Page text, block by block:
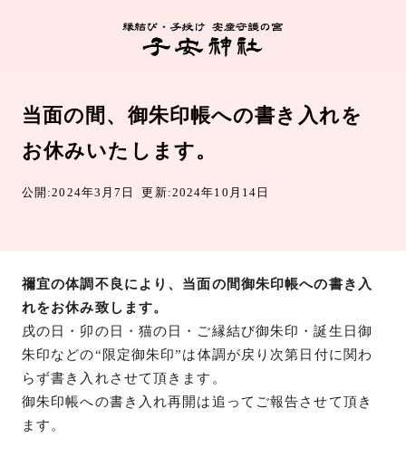
当面の間、御朱印帳への書き入れを
お休みいたします。
公開:2024年3月7日 更新:2024年10月14日
禰宜の体調不良により、当面の間御朱印帳への書き入
れをお休み致します。
戌の日・卯の日・猫の日・ご縁結び御朱印・誕生日御
朱印などの“限定御朱印”は体調が戻り次第日付に関わ
らず書き入れさせて頂きます。
御朱印帳への書き入れ再開は追ってご報告させて頂き
ます。